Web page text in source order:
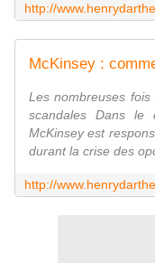
Les nombreuses
scandales Dans le
McKinsey est
durant la crise des